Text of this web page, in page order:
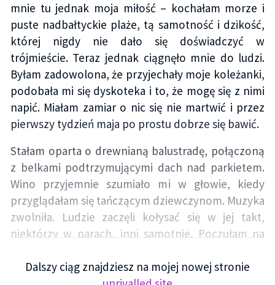
mnie tu jednak moja miłość – kochałam morze i
puste nadbałtyckie plaże, tą samotność i dzikość,
której nigdy nie dało się doświadczyć w
trójmieście. Teraz jednak ciągnęło mnie do ludzi.
Byłam zadowolona, że przyjechały moje koleżanki,
podobała mi się dyskoteka i to, że mogę się z nimi
napić. Miałam zamiar o nic się nie martwić i przez
pierwszy tydzień maja po prostu dobrze się bawić.
Stałam oparta o drewnianą balustradę, połączoną
z belkami podtrzymującymi dach nad parkietem.
Wino przyjemnie szumiało mi w głowie, kiedy
przyglądałam się tańczącym dziewczynom. Muzyka
zwolniła. Ludzie zaczęli kołysać się w jej takt,
niektórzy w parach, inni samotnie. Poczułam na
– Zatańczysz? – zapytał wysoki, zawadiacko
Dalszy ciąg znajdziesz na mojej nowej stronie